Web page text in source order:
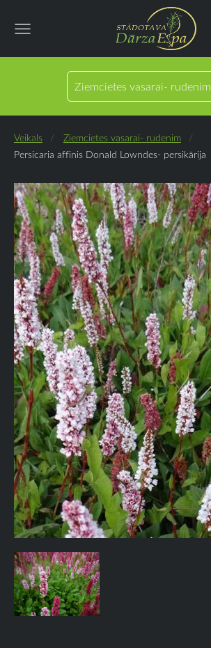
Ziemcietes vasarai- rudenim
Veikals
Ziemcietes vasarai- rudenim
Persicaria affinis Donald Lowndes- persikārija